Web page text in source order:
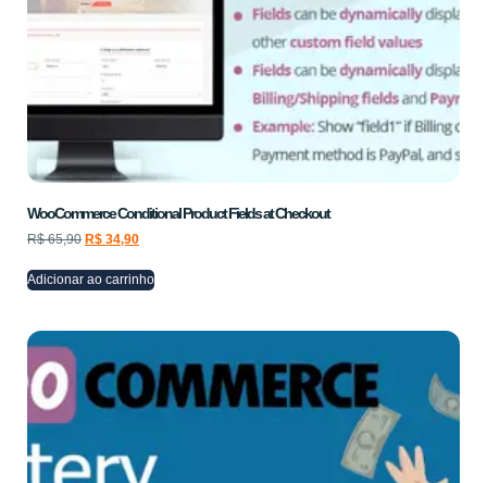
WooCommerce Conditional Product Fields at Checkout
R$65,90 R$ 34,90
Adicionar ao carrinho